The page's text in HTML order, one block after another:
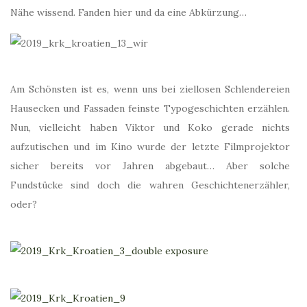
Nähe wissend. Fanden hier und da eine Abkürzung…
Am Schönsten ist es, wenn uns bei ziellosen Schlendereien
Hausecken und Fassaden feinste Typogeschichten erzählen.
Nun, vielleicht haben Viktor und Koko gerade nichts
aufzutischen und im Kino wurde der letzte Filmprojektor
sicher bereits vor Jahren abgebaut… Aber solche
Fundstücke sind doch die wahren Geschichtenerzähler,
oder?